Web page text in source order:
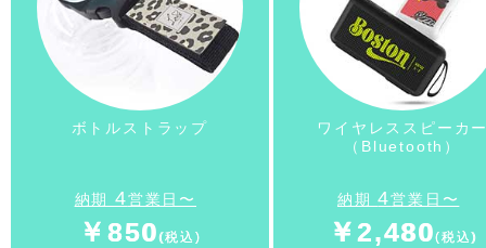
ボトルストラップ
納期 4営業日〜
￥850
ワイヤレススピーカ
（Bluetooth）
納期4営業日〜
￥2,480